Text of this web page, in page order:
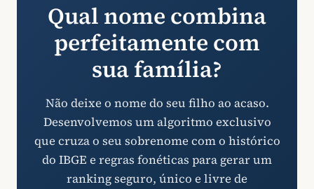
Qual nome combina
perfeitamente com
sua família?
Não deixe o nome do seu filho ao acaso.
Desenvolvemos um algoritmo exclusivo
que cruza o seu sobrenome com o histórico
do IBGE e regras fonéticas para gerar um
ranking seguro, único e livre de